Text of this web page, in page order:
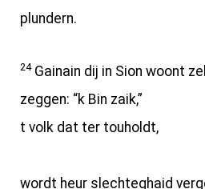
plundern.
24Gainain dij in Sion woont
zeggen: “k Bin zaik,”
t volk dat ter touholdt,
wordt heur slechteghaid